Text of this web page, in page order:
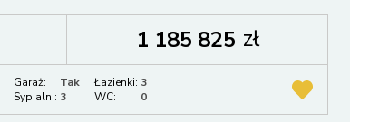
1 185 825 zł
Garaż:
Tak
Sypialni: 3
Łazienki: 3
WC:
0